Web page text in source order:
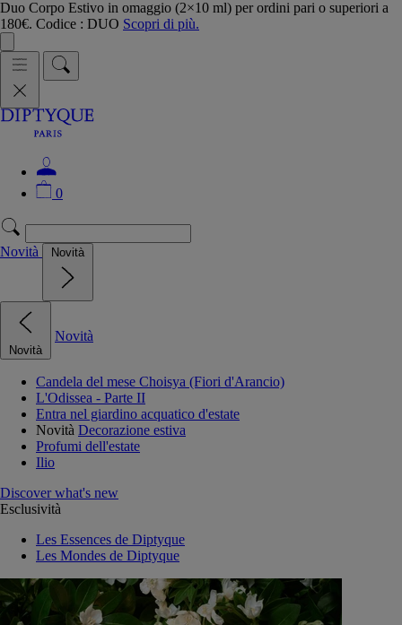
Duo Corpo Estivo in omaggio (2×10 ml) per ordini pari o superiori a
180€. Codice : DUO Scopri di più.
0
Novità Novità
Novità
Novità
Candela del mese Choisya (Fiori d'Arancio)
L'Odissea - Parte II
Entra nel giardino acquatico d'estate
Novità Decorazione estiva
Profumi dell'estate
Ilio
Discover what's new
Esclusività
Les Essences de Diptyque
Les Mondes de Diptyque